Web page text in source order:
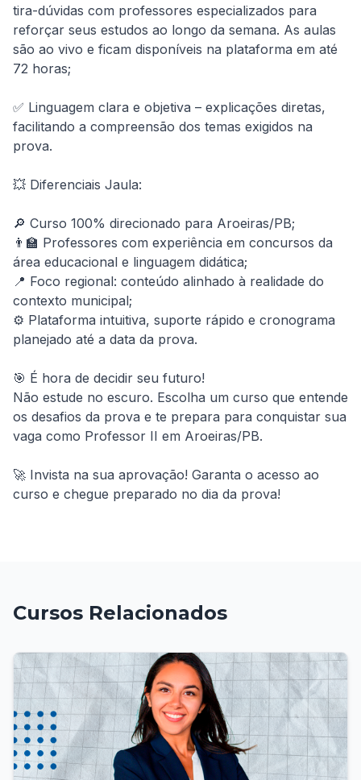
tira-dúvidas com professores especializados para
reforçar seus estudos ao longo da semana. As aulas
são ao vivo e ficam disponíveis na plataforma em até
72 horas;
✅ Linguagem clara e objetiva – explicações diretas,
facilitando a compreensão dos temas exigidos na
prova.
💥 Diferenciais Jaula:
🔎 Curso 100% direcionado para Aroeiras/PB;
👨‍🏫 Professores com experiência em concursos da
área educacional e linguagem didática;
📍 Foco regional: conteúdo alinhado à realidade do
contexto municipal;
⚙️ Plataforma intuitiva, suporte rápido e cronograma
planejado até a data da prova.
🎯 É hora de decidir seu futuro!
Não estude no escuro. Escolha um curso que entende
os desafios da prova e te prepara para conquistar sua
vaga como Professor II em Aroeiras/PB.
🚀 Invista na sua aprovação! Garanta o acesso ao
curso e chegue preparado no dia da prova!
Cursos Relacionados